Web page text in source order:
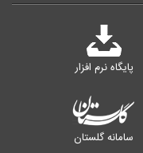
پایگاه نرم افزار
سامانه گلستان